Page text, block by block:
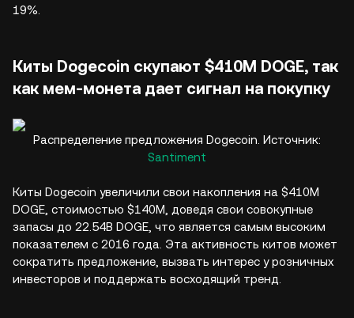
19%.
Киты Dogecoin скупают $410M DOGE, так
как мем-монета дает сигнал на покупку
Распределение предложения Dogecoin. Источник:
Santiment
Киты Dogecoin увеличили свои накопления на $410M
DOGE, стоимостью $140M, доведя свои совокупные
запасы до 22.54B DOGE, что является самым высоким
показателем с 2016 года. Эта активность китов может
сократить предложение, вызвать интерес у розничных
инвесторов и поддержать восходящий тренд.